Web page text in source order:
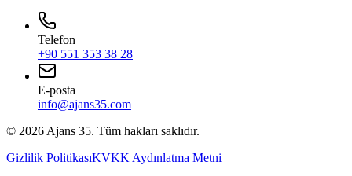
Telefon
+90 551 353 38 28
E-posta
info@ajans35.com
© 2026 Ajans 35. Tüm hakları saklıdır.
Gizlilik PolitikasıKVKK Aydınlatma Metni